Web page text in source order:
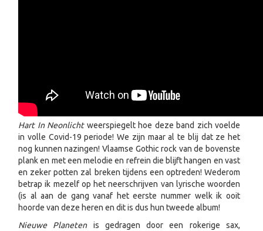
Hart In Neonlichtweerspiegelt hoe deze band zich voelde
in volle Covid-19 periode! We zijn maar al te blij dat ze het
nog kunnen nazingen! Vlaamse Gothic rock van de bovenste
plank en met een melodie en refrein die blijft hangen en vast
en zeker potten zal breken tijdens een optreden! Wederom
betrap ik mezelf op het neerschrijven van lyrische woorden
(is al aan de gang vanaf het eerste nummer welk ik ooit
hoorde van deze heren en dit is dus hun tweede album!
Nieuwe Planetenis gedragen door een rokerige sax,